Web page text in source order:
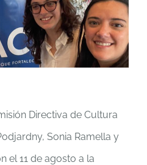
Directiva de Cultura
Sonia Ramella y
el 11 de agosto a la